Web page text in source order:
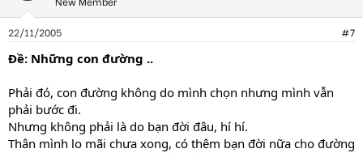
22/11/2005 #7
Ðề: Những con đường ..
Phải đó, con đường không do mình chọn nhưng mình vẫn
phải bước đi.
Nhưng không phải là do bạn đời đâu, hí hí.
Thân mình lo mãi chưa xong, có thêm bạn đời nữa cho đường